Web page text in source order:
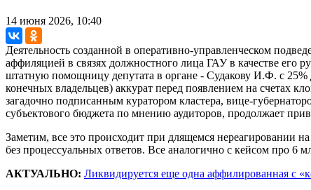
14 июня 2026, 10:40
Деятельность созданной в оперативно-управленческом
аффиляцией в связях должностного лица ГАУ в качестве его
штатную помощницу депутата в органе - Судакову И.Ф. с
конечных владельцев) аккурат перед появлением на счетах
загадочно подписанным куратором кластера, вице-
субъектового бюджета по мнению аудиторов, продолжает
Заметим, все это происходит при длящемся нереагировании
без процессуальных ответов. Все аналогично с кейсом про 6
АКТУАЛЬНО: Ликвидируется еще одна аффилированная с